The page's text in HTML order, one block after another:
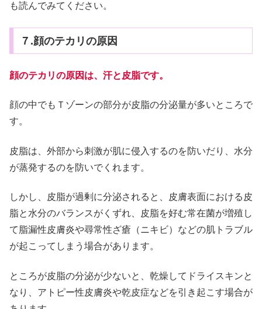
も読んでみてください。
７.顔のテカリの原因
顔のテカリの原因は、汗と皮脂です。
顔の中でもＴゾーンの部分が皮脂の分泌量が多いところで
す。
皮脂は、外部から刺激が肌に侵入するのを防いだり、水分
が蒸発するのを防いでくれます。
しかし、皮脂が過剰に分泌されると、皮膚表面における皮
脂と水分のバランスがくずれ、皮脂を好む常在菌が増殖し
て脂漏性皮膚炎や尋常性ざ瘡（ニキビ）などの肌トラブル
が起こってしまう場合があります。
ところが皮脂の分泌が少ないと、乾燥してドライスキンと
なり、アトピー性皮膚炎や乾皮症などを引き起こす場合が